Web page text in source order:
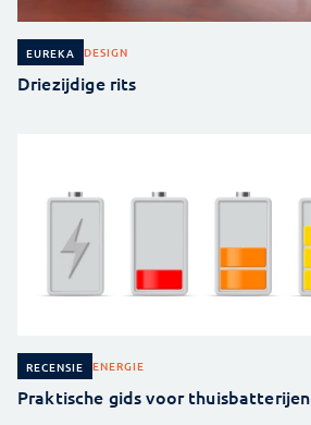
EUREKA DESIGN
Driezijdige rits
RECENSIE ENERGIE
Praktische gids voor thuisbatterijen